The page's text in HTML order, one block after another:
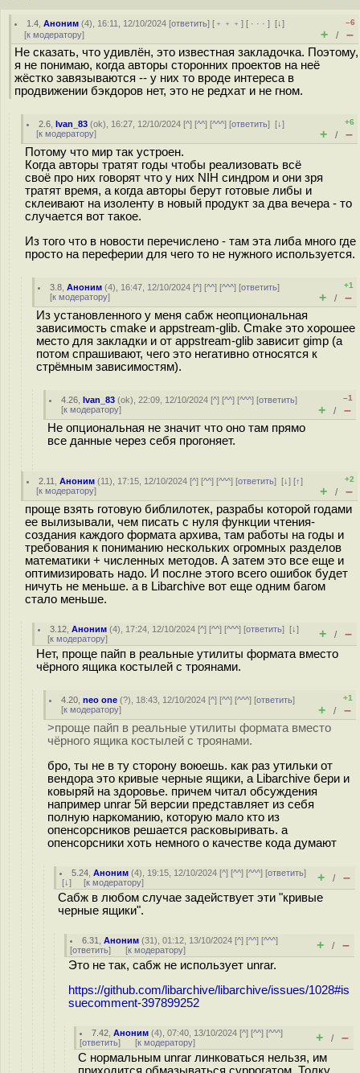
1.4 ,Аноним (4), 16:11, 12/10/2024 [ответить] [ ﹢﹢﹢] [ · · ·][↓]
[к модератору]
–6
+ / –
Не сказать, что удивлён, это известная закладочка. Поэтому,
я не понимаю, когда авторы сторонних проектов на неё
жёстко завязываются -- у них то вроде интереса в
продвижении бэкдоров нет, это не редхат и не гном.
2.6 ,Ivan_83 (ok), 16:27, 12/10/2024 [^] [^^] [^^^] [ответить][↓]
[к модератору]
+6
+ / –
Потому что мир так устроен.
Когда авторы тратят годы чтобы реализовать всё
своё про них говорят что у них NIH синдром и они зря
тратят время, а когда авторы берут готовые либы и
склеивают на изоленту в новый продукт за два вечера - то
случается вот такое.
Из того что в новости перечислено - там эта либа много где
просто на переферии для чего то не нужного используется.
3.8 ,Аноним (4), 16:47, 12/10/2024 [^] [^^] [^^^] [ответить]
[к модератору]
+1
+ / –
Из установленного у меня сабж неопциональная
зависимость cmake и appstream-glib. Cmake это хорошее
место для закладки и от appstream-glib зависит gimp (а
потом спрашивают, чего это негативно относятся к
стрёмным зависимостям).
4.26 ,Ivan_83 (ok), 22:09, 12/10/2024 [^] [^^] [^^^] [ответить]
[к модератору]
–1
+ / –
Не опциональная не значит что оно там прямо
все данные через себя прогоняет.
2.11 ,Аноним (11), 17:15, 12/10/2024 [^] [^^] [^^^] [ответить][↓] [↑]
[к модератору]
+2
+ / –
проще взять готовую библилотек, разрабы которой годами
ее вылизывали, чем писать с нуля функции чтения-
создания каждого формата архива, там работы на годы и
требования к пониманию нескольких огромных разделов
математики + численных методов. А затем это все еще и
оптимизировать надо. И послне этого всего ошибок будет
ничуть не меньше. а в Libarchive вот еще одним багом
стало меньше.
3.12 ,Аноним (4), 17:24, 12/10/2024 [^] [^^] [^^^] [ответить][↓]
[к модератору] + / –
Нет, проще пайп в реальные утилиты формата вместо
чёрного ящика костылей с троянами.
4.20 ,neo one (?), 18:43, 12/10/2024 [^] [^^] [^^^] [ответить]
[к модератору]
+1
+ / –
>проще пайп в реальные утилиты формата вместо
чёрного ящика костылей с троянами.
бро, ты не в ту сторону воюешь. как раз утильки от
вендора это кривые черные ящики, а Libarchive бери и
ковыряй на здоровье. причем читал обсуждения
например unrar 5й версии представляет из себя
полную наркоманию, которую мало кто из
опенсорсников решается расковыривать. а
опенсорсники хоть немного о качестве кода думают
5.24 ,Аноним (4), 19:15, 12/10/2024 [^] [^^] [^^^] [ответить]
[↓] [к модератору] + / –
Сабж в любом случае задействует эти "кривые
черные ящики".
6.31 ,Аноним (31), 01:12, 13/10/2024 [^] [^^] [^^^]
[ответить] [к модератору] + / –
Это не так, сабж не использует unrar.
https://github.com/libarchive/libarchive/issues/1028#is
suecomment-397899252
7.42 ,Аноним (4), 07:40, 13/10/2024 [^] [^^] [^^^]
[ответить] [к модератору] + / –
С нормальным unrar линковаться нельзя, им